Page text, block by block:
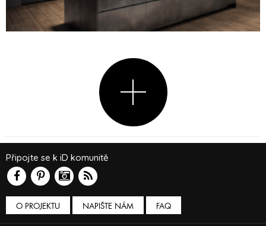
O PROJEKTU NAPIŠTE NÁM
Připojte se k iD komunitě
FAQ